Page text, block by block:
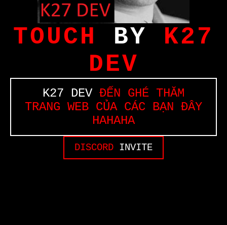
TOUCH BY K27
DEV
K27 DEVĐẾN GHÉ THĂM
TRANG WEB CỦA CÁC BẠN ĐÂY
HAHAHA
DISCORD INVITE